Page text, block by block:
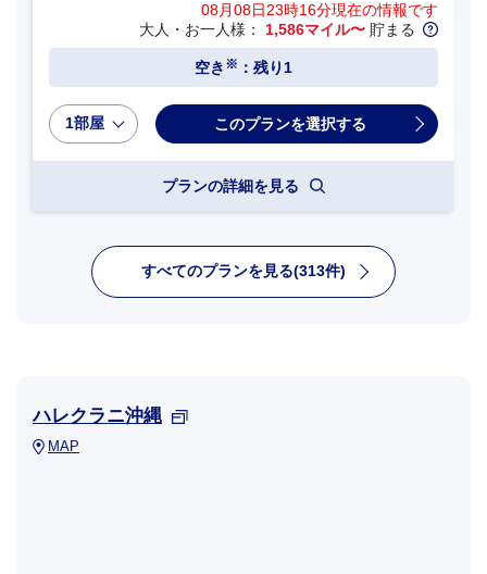
08月08日23時16分現在の情報です
大人・お一人様： 1,586マイル〜 貯まる
空き ※ ：残り1
1部屋
プランの詳細を見る
すべてのプランを見る(313件)
ハレクラニ沖縄
MAP